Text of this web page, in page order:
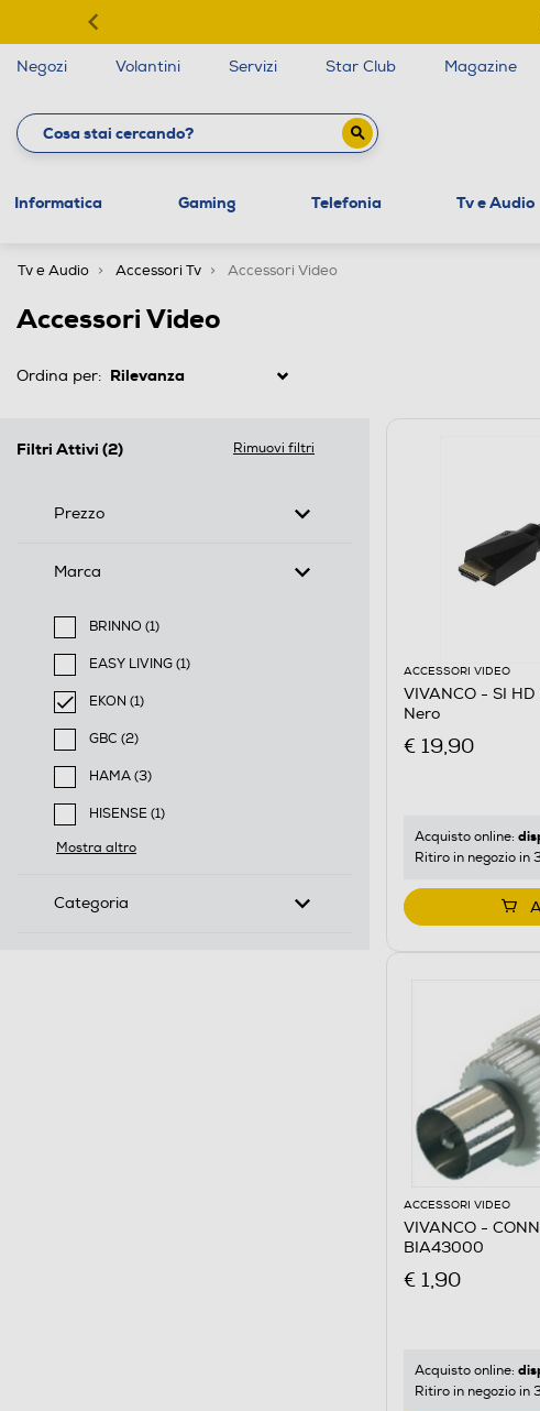
Negozi Volantini Servizi Star Club Magazine
Informatica Gaming Telefonia Tv e Audio
Tv e Audio Accessori Tv Accessori Video
Accessori Video
Ordina per:
Filtri Attivi (2) Rimuovi filtri
Prezzo
Marca
BRINNO (1)
Filtra per Marca: BRINNO
EASY LIVING (1)
Filtra per Marca: EASY LIVING
EKON (1)
selected Filtro applicato per Marca: EKON
GBC (2)
Filtra per Marca: GBC
HAMA (3)
Filtra per Marca: HAMA
HISENSE (1)
Filtra per Marca: HISENSE
Mostra altro
Categoria
ACCESSORI VIDEO
VIVANCO - SI
Nero
€ 19,90
Acquisto online:
Ritiro in negozio in
ACCESSORI VIDEO
VIVANCO -
BIA43000
€ 1,90
Acquisto online:
Ritiro in negozio in